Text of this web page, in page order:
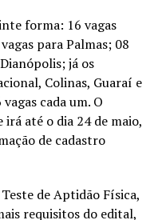
forma: 16 vagas
para Palmas; 08
já os
Colinas, Guaraí e
cada um. O
até o dia 24 de maio,
de cadastro
de Aptidão Física,
requisitos do edital,